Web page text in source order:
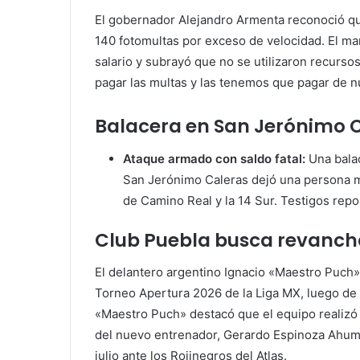
El gobernador Alejandro Armenta reconoció
140 fotomultas por exceso de velocidad. El
salario y subrayó que no se utilizaron
pagar las multas y las tenemos que pagar de
Balacera en San Jerónimo
Ataque armado con saldo fatal: Una
San Jerónimo Caleras dejó una persona
de Camino Real y la 14 Sur. Testigos
Club Puebla busca
El delantero argentino Ignacio «Maestro
Torneo Apertura 2026 de la Liga MX, luego
«Maestro Puch» destacó que el equipo
del nuevo entrenador, Gerardo Espinoza
julio ante los Rojinegros del Atlas.